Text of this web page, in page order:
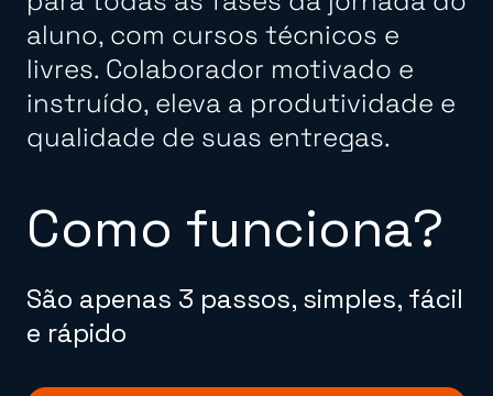
aluno, com cursos técnicos e
livres. Colaborador motivado e
instruído, eleva a produtividade e
qualidade de suas entregas.
Como funciona?
São apenas 3 passos, simples, fácil
e rápido